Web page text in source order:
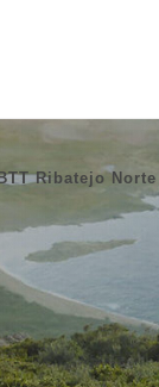
Ribatejo Norte